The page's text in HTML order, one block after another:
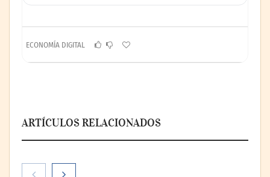
ECONOMÍA DIGITAL
ARTÍCULOS RELACIONADOS